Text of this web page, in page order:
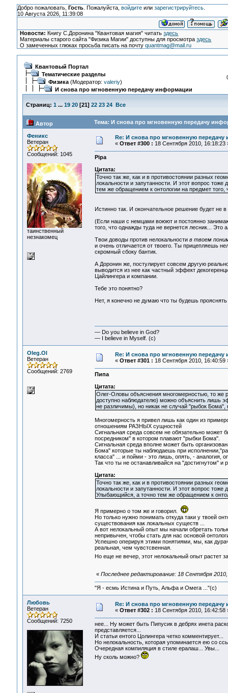
Добро пожаловать, Гость. Пожалуйста, войдитеили зарегистрируйтесь.
10 Августа 2026, 11:39:08
Новости: Книгу С.Доронина "Квантовая магия" читатьздесь
Материалы старого сайта "Физика Магии" доступны для просмотраздесь
О замеченных глюках просьба писать на почтуquantmag@mail.ru
Квантовый Портал
Тематические разделы
Физика(Модератор: valeriy)
И снова про мгновенную передачу информации
Страниц: 1 ... 19 20[21] 22 23 24 Все
Автор Тема: И снова про мгновенную передачу
Феникс
Ветеран
Сообщений: 1045
таинственный
незнакомец
Re: И снова про мгновенную
« Ответ #300 : 18 Сентября 2010, 16:18:23
Pipa
Цитата:
Точно так же, как и в противостоянии разных
локальности и запутанности. И этот вопрос
тем же обращением к онтологии на предмет
Истинно так. И окончательное решение будет
(Если наши с немцами воюют и постоянно
того, что однажды туда не вернется лесник... Это
Твои доводы против нелокальности в твоем
и очень отличается от твоего. Ты прицепляешь
скромный сбоку бантик.
А Доронин же, постулирует совсем другую
выводится из нее как частный эффект
Цайлингера и компании.
Тебе это понятно?
Нет, я конечно не думаю что ты будешь
— Do you believe in God?
— I believe in Myself. (c)
Oleg.Ol
Ветеран
Сообщений: 2769
Re: И снова про мгновенную
« Ответ #301 : 18 Сентября 2010, 16:40:59
Пипа
Цитата:
Олег-Оловы объяснения многомерностью, то же
доступно наблюдателю) можно объяснить лишь
не различимы), но никак не случай "рыбок Бома",
Многомерность я привел лишь как один из
отношениям РАЗНЫХ сущностей
Сигнальная среда совсем не обязательно может
посредником" в котором плавают "рыбки Бома".
Сигнальная среда вполне может быть
Бома" которые ты наблюдаешь при
класса" ... и пойми - это лишь, опять, - аналогия,
Так что ты не останавливайся на "достигнутом" и
Цитата:
Точно так же, как и в противостоянии разных
локальности и запутанности. И этот вопрос
Улыбающийся, а точно тем же обращением к
Я примерно о том же и говорил.
Но только нужно понимать откуда таки у твоей
существования как локальных существ ...
А вот нелокальный опыт мы начали обретать
непривычен, чтобы стать для нас основой
Успешно оперируя этими понятиями, мы, как
реальная, чем чувстсвенная.
Но еще не вечер, этот нелокальный опыт растет
« Последнее редактирование: 18 Сентября
"Я - есмь Истина и Путь, Альфа и Омега ..."(с)
Любовь
Ветеран
Сообщений: 7250
Re: И снова про мгновенную
« Ответ #302 : 18 Сентября 2010, 16:42:58
нее... Ну может быть Пипусик в дебрях инета
представляется...
И статьи ентого Цолингера четко комментирует...
Но нелокальность, которая упоминается ею со
Очередная компиляция в стиле ералаш... Увы...
Ну сколь можно?